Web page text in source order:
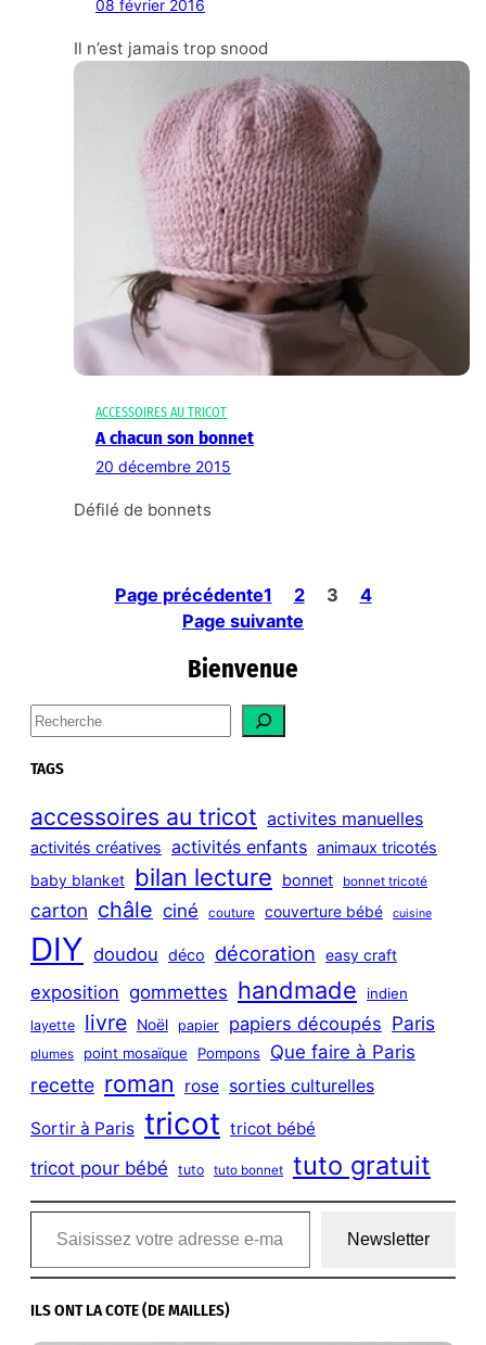
08 février 2016
Il n’est jamais trop snood
ACCESSOIRES AU TRICOT
A chacun son bonnet
20 décembre 2015
Défilé de bonnets
Page précédente1 2 3
4
Page suivante
Bienvenue
S
e
a
c
h
TAGS
accessoires au tricot activites manuelles
activités créatives activités enfants animaux tricotés
baby blanket bilan lecture bonnet bonnet tricoté
carton châle ciné couture couverture bébé cuisine
DIY doudou déco décoration easy craft
exposition gommettes handmade indien
layette livre Noël papier papiers découpés Paris
plumes point mosaïque Pompons Que faire à Paris
recette roman rose sorties culturelles
Sortir à Paris tricot tricot bébé
tricot pour bébé tuto tuto bonnet tuto gratuit
Saisissez votre adresse e-mail…
Newsletter
ILS ONT LA COTE (DE MAILLES)